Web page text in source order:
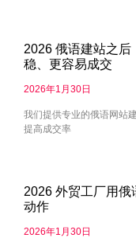
2026 俄语建站之
稳、更容易成交
2026年1月30日
我们提供专业的俄语网站
提高成交率
2026 外贸工厂用
动作
2026年1月30日